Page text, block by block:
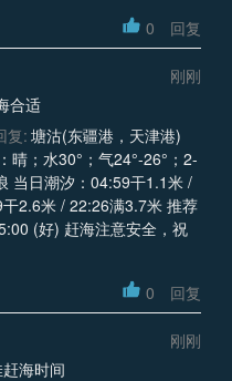
0 回复
刚刚
合适
复: 塘沽(东疆港，天津港)
晴；水30°；气24°-26°；2-
当日潮汐：04:59干1.1米 /
2.6米 / 22:26满3.7米 推荐
(好) 赶海注意安全，祝
0 回复
刚刚
海时间